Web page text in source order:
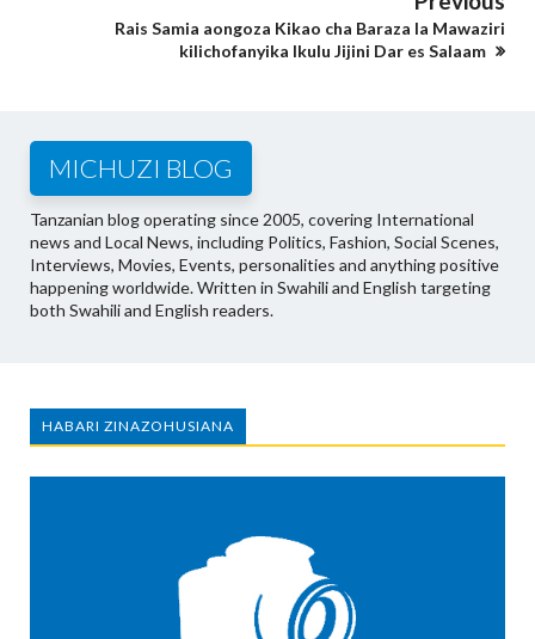
Rais Samia aongoza Kikao cha Baraza la Mawaziri
kilichofanyika Ikulu Jijini Dar es Salaam
MICHUZI BLOG
Tanzanian blog operating since 2005, covering International
news and Local News, including Politics, Fashion, Social Scenes,
Interviews, Movies, Events, personalities and anything positive
happening worldwide. Written in Swahili and English targeting
both Swahili and English readers.
HABARI ZINAZOHUSIANA